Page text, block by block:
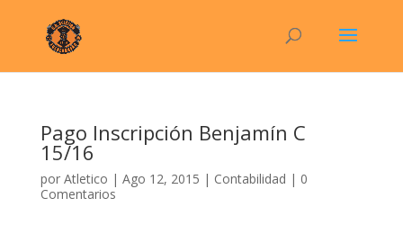
Pago Inscripción Benjamín C
15/16
por Atletico | Ago 12, 2015 | Contabilidad | 0
Comentarios